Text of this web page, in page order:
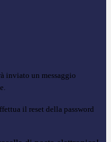
inviato un messaggio
il reset della password